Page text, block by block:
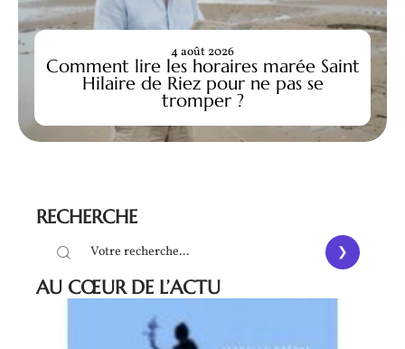
Comment lire les horaires marée Saint
Hilaire de Riez pour ne pas se
tromper ?
4 août 2026
RECHERCHE
AU CŒUR DE L’ACTU